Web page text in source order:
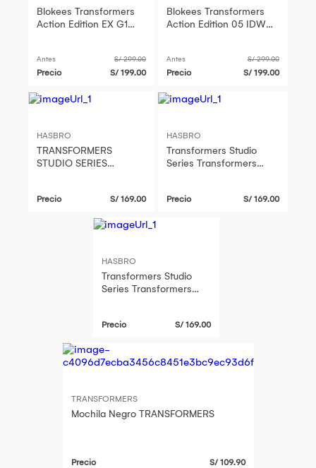
Blokees Transformers
Action Edition EX G1
Acción Armable - 71190
Antes S/ 299.00
Precio S/ 199.00
Blokees Transformers
Action Edition 05 IDW
Armable - 71174
Antes S/ 299.00
Precio S/ 199.00
HASBRO
TRANSFORMERS
STUDIO SERIES
ELITA-1
Precio S/ 169.00
HASBRO
Transformers Studio
Series Transformers
Precio S/ 169.00
HASBRO
Transformers Studio
Series Transformers
Precio S/ 169.00
TRANSFORMERS
Mochila Negro TRANSFORMERS
Precio S/ 109.90